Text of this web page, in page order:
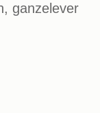
ganzelever